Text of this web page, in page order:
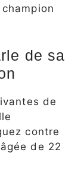
de sa
de
contre
de 22